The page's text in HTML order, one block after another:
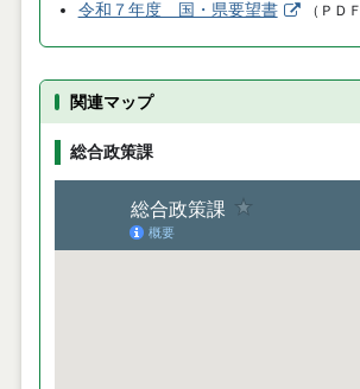
令和７年度 国・県要望書 （ ＰＤＦ
関連マップ
総合政策課